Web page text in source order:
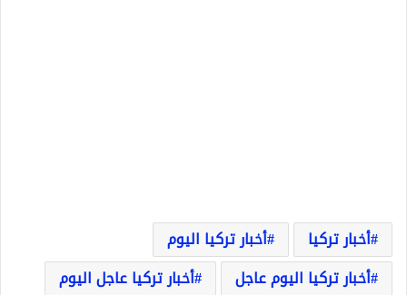
أخبار تركيا
أخبار تركيا اليوم
أخبار تركيا اليوم عاجل
أخبار تركيا عاجل اليوم